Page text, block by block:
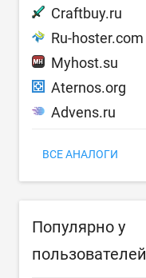
Craftbuy.ru
Ru-hoster.com
Myhost.su
Aternos.org
Advens.ru
ВСЕ АНАЛОГИ
Популярно у
пользователей